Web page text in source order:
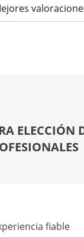
reviews
ELECCIÓN
fiable